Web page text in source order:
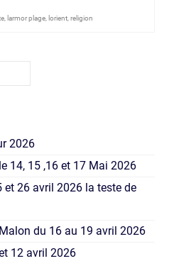
larmor plage lorient religion
2026
14, 15 ,16 et 17 Mai 2026
et 26 avril 2026 la teste de
du 16 au 19 avril 2026
12 avril 2026